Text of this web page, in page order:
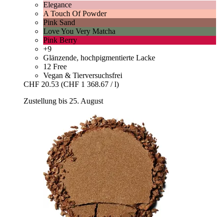
Elegance
A Touch Of Powder
Pink Sand
Love You Very Matcha
Pink Berry
+9
Glänzende, hochpigmentierte Lacke
12 Free
Vegan & Tierversuchsfrei
CHF 20.53 (CHF 1 368.67 / l)
Zustellung bis 25. August